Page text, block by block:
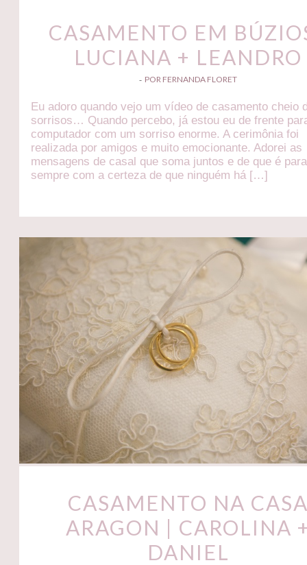
CASAMENTO EM
LUCIANA + LEANDRO
- POR FERNANDA FLORET
Eu adoro quando vejo um vídeo de casamento cheio
sorrisos… Quando percebo, já estou eu de frente
computador com um sorriso enorme. A cerimônia foi
realizada por amigos e muito emocionante. Adorei as
mensagens de casal que soma juntos e de que é para
sempre com a certeza de que ninguém há […]
CASAMENTO NA
ARAGON | CAROLINA
DANIEL